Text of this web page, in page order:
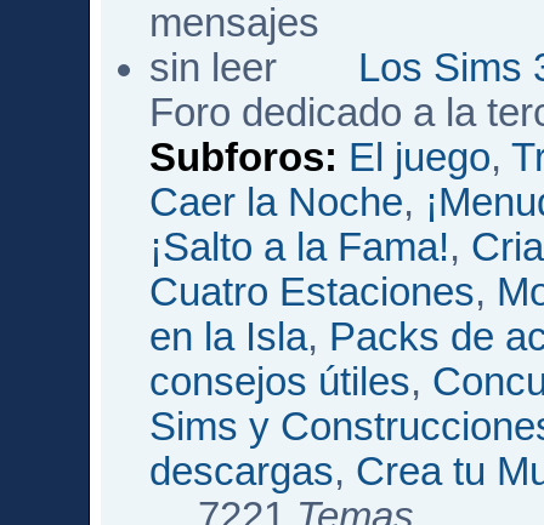
Los Sims
Foro dedicado a la
Subforos: El juego,
Caer la Noche,
¡Salto a la Fama!,
Cuatro Estaciones,
en la Isla, Packs de
consejos útiles,
Sims y
descargas, Crea tu